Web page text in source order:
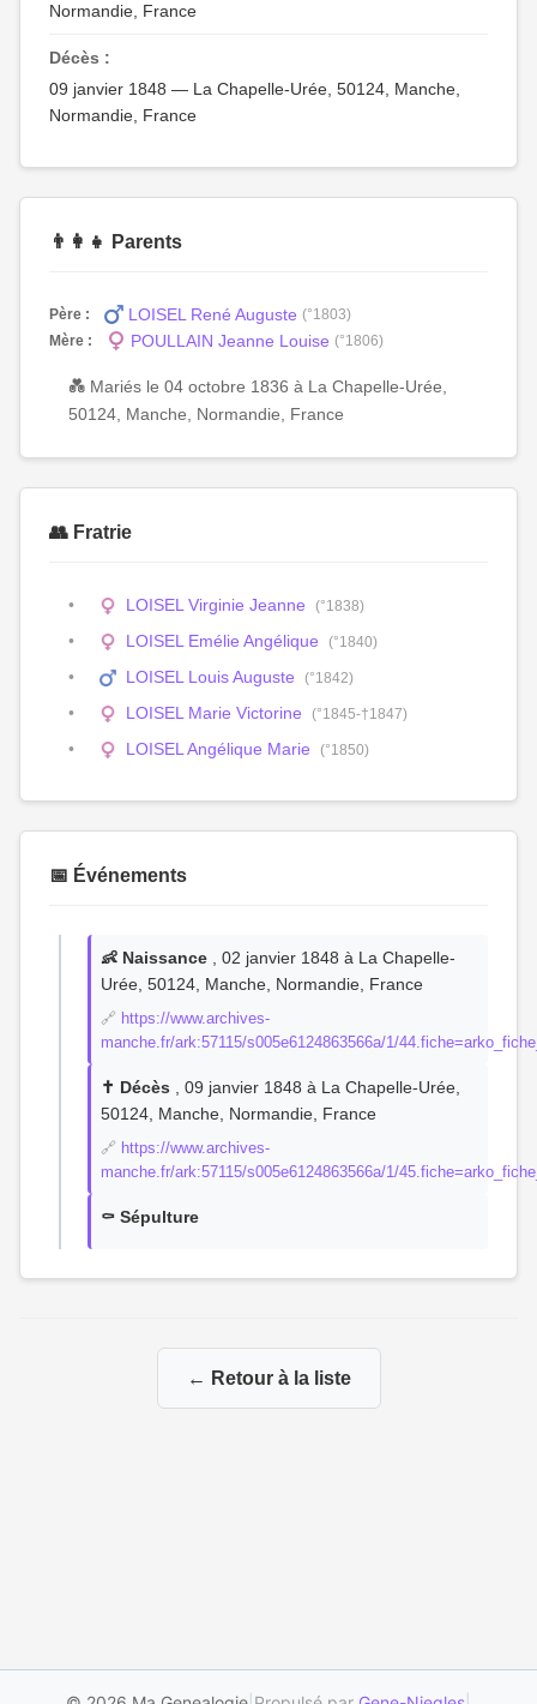
Normandie, France
Décès :
09 janvier 1848 — La Chapelle-Urée, 50124, Manche,
Normandie, France
👨‍👩‍👧 Parents
Père : LOISEL René Auguste (°1803)
Mère :
POULLAIN Jeanne Louise (°1806)
💑 Mariés le 04 octobre 1836 à La Chapelle-Urée,
50124, Manche, Normandie, France
👥 Fratrie
LOISEL Virginie Jeanne (°1838)
LOISEL Emélie Angélique (°1840)
LOISEL Louis Auguste (°1842)
LOISEL Marie Victorine (°1845-†1847)
LOISEL Angélique Marie (°1850)
📅 Événements
👶 Naissance , 02 janvier 1848 à La Chapelle-
Urée, 50124, Manche, Normandie, France
🔗 https://www.archives-
manche.fr/ark:57115/s005e6124863566a/1/
✝️ Décès , 09 janvier 1848 à La Chapelle-Urée,
50124, Manche, Normandie, France
🔗 https://www.archives-
manche.fr/ark:57115/s005e6124863566a/1/
⚰️ Sépulture
← Retour à la liste